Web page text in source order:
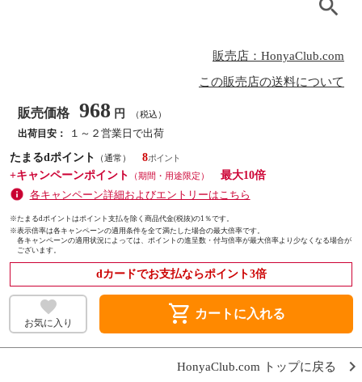
販売店：HonyaClub.com
この販売店の送料について
販売価格 968 円 （税込）
出荷目安：
１～２営業日で出荷
たまるdポイント
（通常）
8
+キャンペーンポイント
（期間・用途限定）
最大10倍
各キャンペーン詳細およびエントリーはこちら
※たまるdポイントはポイント支払を除く商品代金(税抜)の1％です。
※表示倍率は各キャンペーンの適用条件を全て満たした場合の最大倍率です。
各キャンペーンの適用状況によっては、ポイントの進呈数・付与倍率が最大倍率より少なくなる場合が
ございます。
dカードでお支払ならポイント3倍
お気に入り shopping_cart カートに入れる
HonyaClub.com トップに戻る